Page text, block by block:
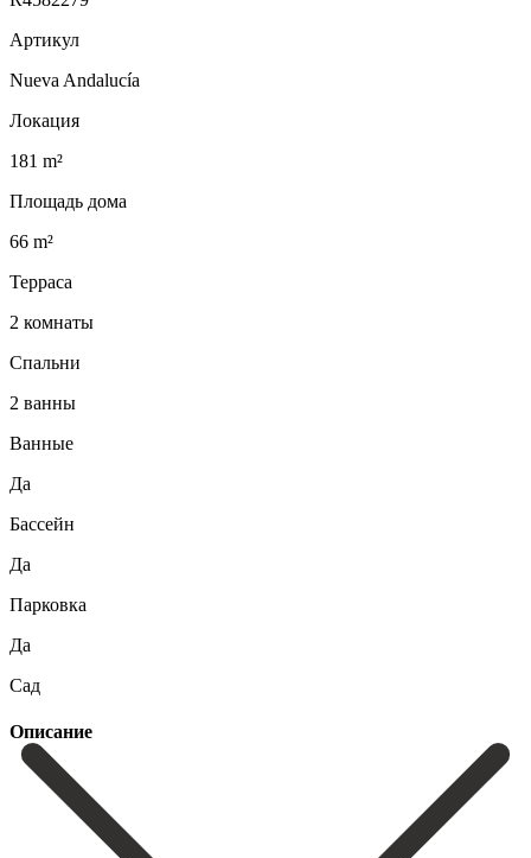
Артикул
Nueva Andalucía
Локация
181 m²
Площадь дома
66 m²
Терраса
2 комнаты
Спальни
2 ванны
Ванные
Да
Бассейн
Да
Парковка
Да
Сад
Описание